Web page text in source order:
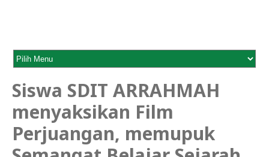
Siswa SDIT ARRAHMAH
menyaksikan Film
Perjuangan, memupuk